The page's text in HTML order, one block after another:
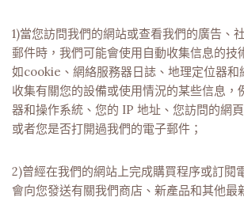
1)當您訪問我們的網站或查看我們的廣告、
郵件時，我們可能會使用自動收集信息的技
如cookie、網絡服務器日誌、地理定位器和
收集有關您的設備或使用情況的某些信息，
器和操作系統、您的 IP 地址、您訪問的網
或者您是否打開過我們的電子郵件；
2)曾經在我們的網站上完成購買程序或訂閱
會向您發送有關我們商店、新產品和其他最